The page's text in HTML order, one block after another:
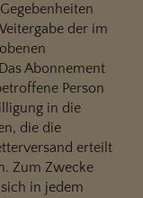
der im
Abonnement
Person
in die
die die
erteilt
Zum Zwecke
in jedem